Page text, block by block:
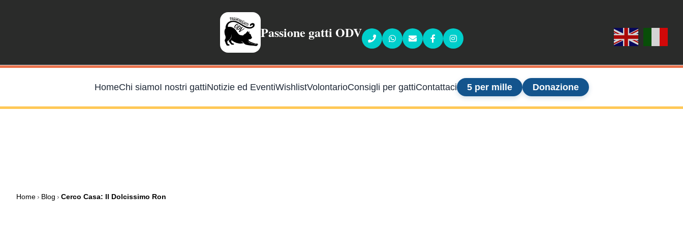
Passione gatti ODV
FacebookInstagram
HomeChi siamoI nostri gattiNotizie ed EventiWishlistVolontarioConsigli per gattiContattaci 5 per mille Donazione
Home › Blog › Cerco Casa: Il Dolcissimo Ron